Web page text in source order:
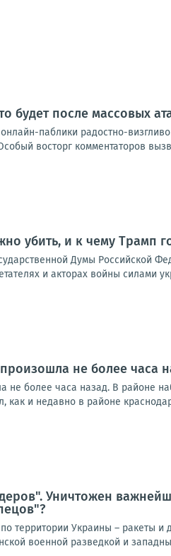
будет после массовых
паблики радостно-
восторг комментаторов
убить, и к чему Трамп
Думы Российской
и акторах войны силами
не более часа
не более часа назад. В районе
и недавно в районе
Уничтожен
территории Украины – ракеты
военной разведкой и